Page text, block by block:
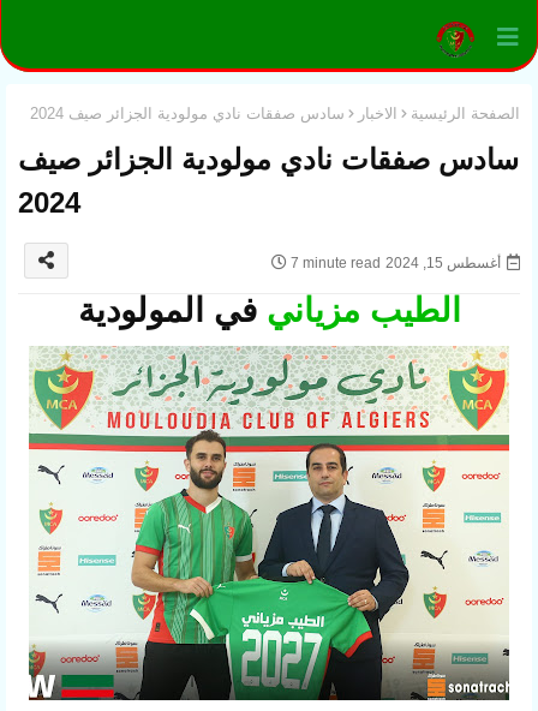
الصفحة الرئيسية الاخبار سادس صفقات نادي مولودية الجزائر صيف 2024
سادس صفقات نادي مولودية الجزائر صيف
2024
أغسطس 15, 2024 7 minute read
الطيب مزياني في المولودية